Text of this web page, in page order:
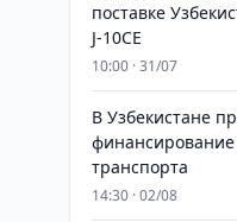
поставке
J-10CE
10:00 · 31/07
В Узбекистане
транспорта
14:30 · 02/08